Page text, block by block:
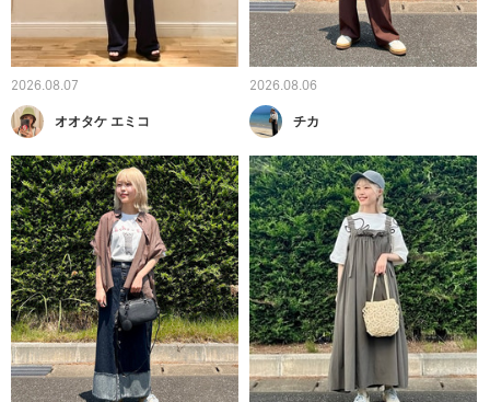
2026.08.07
オオタケ エミコ
2026.08.06
チカ